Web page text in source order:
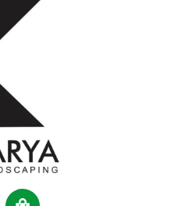
Shopping-